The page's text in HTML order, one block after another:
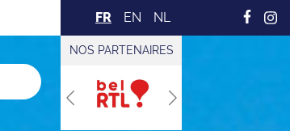
FR EN NL
NOS PARTENAIRES
Previous Next